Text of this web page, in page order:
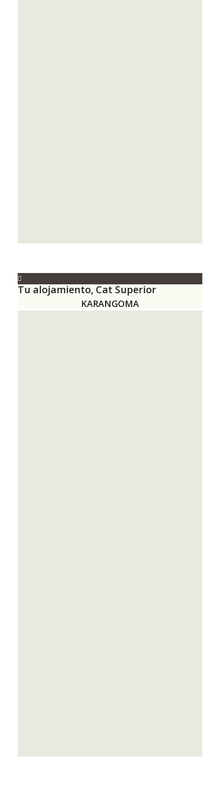
Tu alojamiento, Cat Superior
KARANGOMA